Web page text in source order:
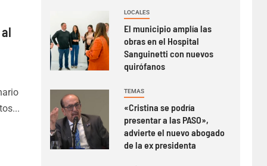
LOCALES
El municipio amplía las
obras en el Hospital
Sanguinetti con nuevos
quirófanos
TEMAS
«Cristina se podría
presentar a las PASO»,
advierte el nuevo abogado
de la ex presidenta